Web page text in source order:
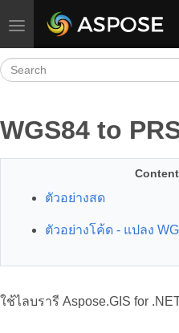
Toggle navigation
WGS84 to
ตัวอย่างสด
ตัวอย่างโค้ด - แปลง
ใช้ไลบรารี Aspose.GIS for